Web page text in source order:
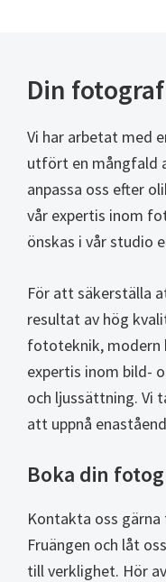
Din
Vi har arbetat med
utfört en mångfald
anpassa oss efter
vår expertis inom
önskas i vår studio
För att säkerställa
resultat av hög
fototeknik, modern
expertis inom bild-
och ljussättning. Vi
att uppnå
Boka din
Kontakta oss
Fruängen och låt
till verklighet. Hör